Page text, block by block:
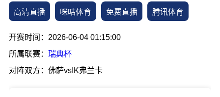
高清直播 咪咕体育 免费直播 腾讯体育
开赛时间：2026-06-04 01:15:00
所属联赛： 瑞典杯
对阵双方：佛萨vsIK弗兰卡